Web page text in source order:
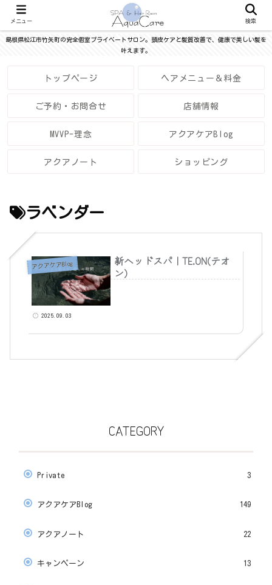
島根県松江市竹矢町の完全個室プライベートサロン。頭皮ケアと髪質改善で、健康で美しい髪を
叶えます。
トップページ ヘアメニュー＆料金
ご予約・お問合せ 店舗情報
MVVP-理念 アクアケアBlog
アクアノート ショッピング
ラベンダー
アクアケアBlog
新ヘッドスパ｜TE.ON(テオ
ン)
2025.09.03
CATEGORY
Private 3
アクアケアBlog 149
アクアノート 22
キャンペーン 13
メニュー 検索